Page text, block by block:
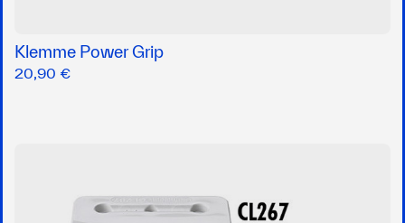
Klemme Power Grip
20,90 €